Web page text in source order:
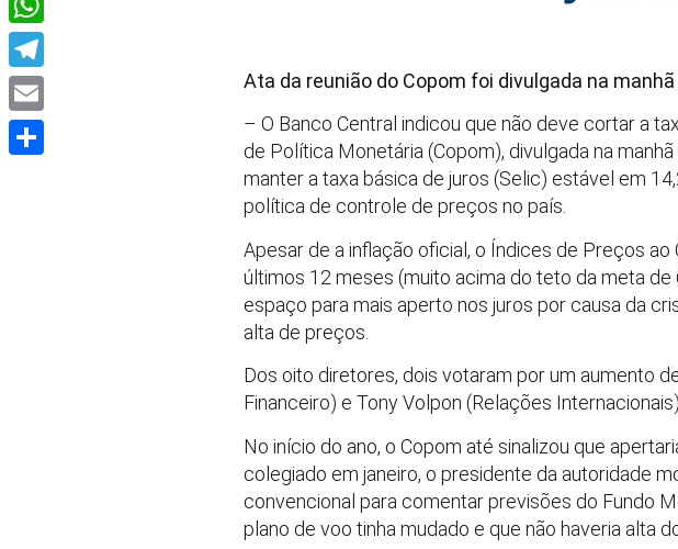
Ata da reunião do Copom foi divulgada na
– O Banco Central indicou que não deve cortar a
de Política Monetária (Copom), divulgada na
manter a taxa básica de juros (Selic) estável em
política de controle de preços no país.
Apesar de a inflação oficial, o Índices de Preços
últimos 12 meses (muito acima do teto da meta de
espaço para mais aperto nos juros por causa da
alta de preços.
Dos oito diretores, dois votaram por um aumento
Financeiro) e Tony Volpon (Relações
No início do ano, o Copom até sinalizou que
colegiado em janeiro, o presidente da autoridade
convencional para comentar previsões do Fundo
plano de voo tinha mudado e que não haveria alta
WhatsApp
Telegram
Email